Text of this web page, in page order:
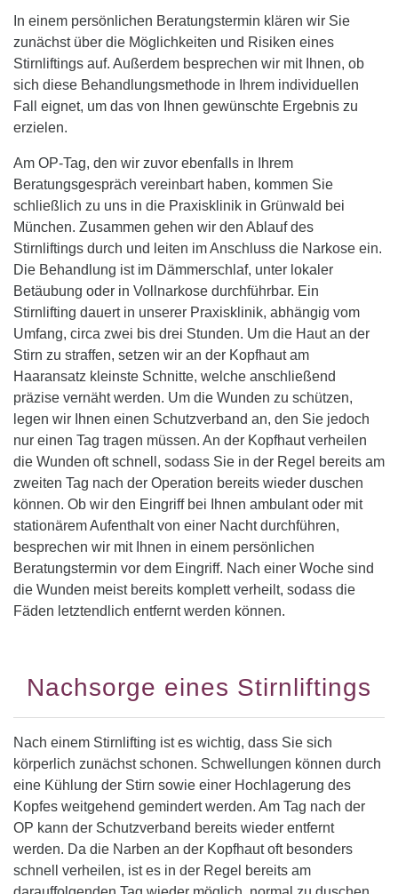
In einem persönlichen Beratungstermin klären wir Sie
zunächst über die Möglichkeiten und Risiken eines
Stirnliftings auf. Außerdem besprechen wir mit Ihnen, ob
sich diese Behandlungsmethode in Ihrem individuellen
Fall eignet, um das von Ihnen gewünschte Ergebnis zu
erzielen.
Am OP-Tag, den wir zuvor ebenfalls in Ihrem
Beratungsgespräch vereinbart haben, kommen Sie
schließlich zu uns in die Praxisklinik in Grünwald bei
München. Zusammen gehen wir den Ablauf des
Stirnliftings durch und leiten im Anschluss die Narkose ein.
Die Behandlung ist im Dämmerschlaf, unter lokaler
Betäubung oder in Vollnarkose durchführbar. Ein
Stirnlifting dauert in unserer Praxisklinik, abhängig vom
Umfang, circa zwei bis drei Stunden. Um die Haut an der
Stirn zu straffen, setzen wir an der Kopfhaut am
Haaransatz kleinste Schnitte, welche anschließend
präzise vernäht werden. Um die Wunden zu schützen,
legen wir Ihnen einen Schutzverband an, den Sie jedoch
nur einen Tag tragen müssen. An der Kopfhaut verheilen
die Wunden oft schnell, sodass Sie in der Regel bereits am
zweiten Tag nach der Operation bereits wieder duschen
können. Ob wir den Eingriff bei Ihnen ambulant oder mit
stationärem Aufenthalt von einer Nacht durchführen,
besprechen wir mit Ihnen in einem persönlichen
Beratungstermin vor dem Eingriff. Nach einer Woche sind
die Wunden meist bereits komplett verheilt, sodass die
Fäden letztendlich entfernt werden können.
Nachsorge eines Stirnliftings
Nach einem Stirnlifting ist es wichtig, dass Sie sich
körperlich zunächst schonen. Schwellungen können durch
eine Kühlung der Stirn sowie einer Hochlagerung des
Kopfes weitgehend gemindert werden. Am Tag nach der
OP kann der Schutzverband bereits wieder entfernt
werden. Da die Narben an der Kopfhaut oft besonders
schnell verheilen, ist es in der Regel bereits am